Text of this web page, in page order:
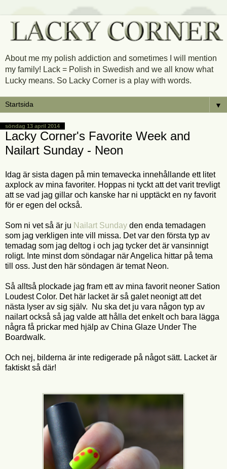
About me my polish addiction and sometimes I will mention
my family! Lack = Polish in Swedish and we all know what
Lucky means. So Lacky Corner is a play with words.
▼
söndag 13 april 2014
Lacky Corner's Favorite Week and
Nailart Sunday - Neon
Idag är sista dagen på min temavecka innehållande ett litet
axplock av mina favoriter. Hoppas ni tyckt att det varit trevligt
att se vad jag gillar och kanske har ni upptäckt en ny favorit
för er egen del också.
Som ni vet så är ju Nailart Sunday den enda temadagen
som jag verkligen inte vill missa. Det var den första typ av
temadag som jag deltog i och jag tycker det är vansinnigt
roligt. Inte minst dom söndagar när Angelica hittar på tema
till oss. Just den här söndagen är temat Neon.
Så alltså plockade jag fram ett av mina favorit neoner Sation
Loudest Color. Det här lacket är så galet neonigt att det
nästa lyser av sig själv. Nu ska det ju vara någon typ av
nailart också så jag valde att hålla det enkelt och bara lägga
några få prickar med hjälp av China Glaze Under The
Boardwalk.
Och nej, bilderna är inte redigerade på något sätt. Lacket är
faktiskt så där!